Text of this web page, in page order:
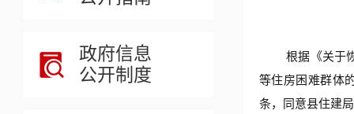
政府信息
公开制度
根据《关于
等住房困难群体
条，同意县住建